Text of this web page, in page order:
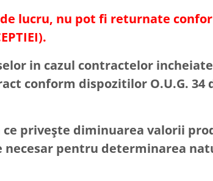
lucru, nu pot fi returnate conform
in cazul contractelor
conform dispozitilor O.U.G. 34
priveşte diminuarea valorii
necesar pentru determinarea